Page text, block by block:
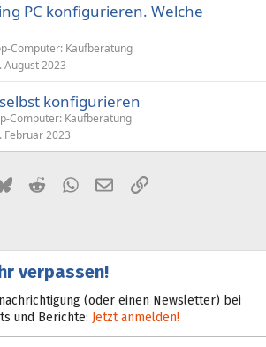
PC konfigurieren. Welche
Computer: Kaufberatung
August 2023
konfigurieren
Computer: Kaufberatung
Februar 2023
BlueskyRedditWhatsApp
E-MailLink
verpassen!
(oder einen Newsletter) bei
und Berichte: Jetzt anmelden!